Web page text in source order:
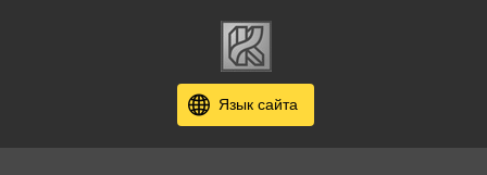
Язык сайта